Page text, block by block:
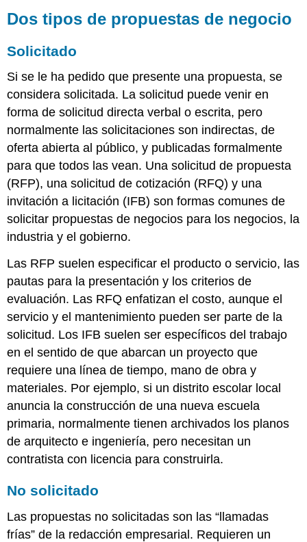
Dos tipos de propuestas de negocio
Solicitado
Si se le ha pedido que presente una propuesta, se
considera solicitada. La solicitud puede venir en
forma de solicitud directa verbal o escrita, pero
normalmente las solicitaciones son indirectas, de
oferta abierta al público, y publicadas formalmente
para que todos las vean. Una solicitud de propuesta
(RFP), una solicitud de cotización (RFQ) y una
invitación a licitación (IFB) son formas comunes de
solicitar propuestas de negocios para los negocios, la
industria y el gobierno.
Las RFP suelen especificar el producto o servicio, las
pautas para la presentación y los criterios de
evaluación. Las RFQ enfatizan el costo, aunque el
servicio y el mantenimiento pueden ser parte de la
solicitud. Los IFB suelen ser específicos del trabajo
en el sentido de que abarcan un proyecto que
requiere una línea de tiempo, mano de obra y
materiales. Por ejemplo, si un distrito escolar local
anuncia la construcción de una nueva escuela
primaria, normalmente tienen archivados los planos
de arquitecto e ingeniería, pero necesitan un
contratista con licencia para construirla.
No solicitado
Las propuestas no solicitadas son las “llamadas
frías” de la redacción empresarial. Requieren un